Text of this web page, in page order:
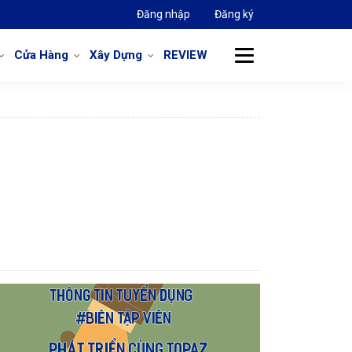
Đăng nhập Đăng ký
Cửa Hàng Xây Dựng REVIEW